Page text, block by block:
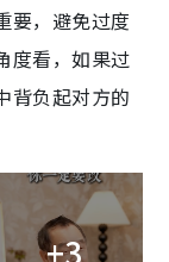
要，避免过度
度看，如果过
背负起对方的
+3